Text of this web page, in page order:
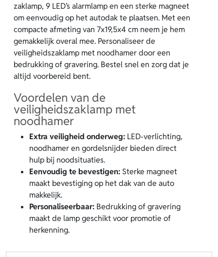
zaklamp, 9 LED’s alarmlamp en een sterke magneet
om eenvoudig op het autodak te plaatsen. Met een
compacte afmeting van 7x19,5x4 cm neem je hem
gemakkelijk overal mee. Personaliseer de
veiligheidszaklamp met noodhamer door een
bedrukking of gravering. Bestel snel en zorg dat je
altijd voorbereid bent.
Voordelen van de
veiligheidszaklamp met
noodhamer
Extra veiligheid onderweg: LED-verlichting,
noodhamer en gordelsnijder bieden direct
hulp bij noodsituaties.
Eenvoudig te bevestigen: Sterke magneet
maakt bevestiging op het dak van de auto
makkelijk.
Personaliseerbaar: Bedrukking of gravering
maakt de lamp geschikt voor promotie of
herkenning.